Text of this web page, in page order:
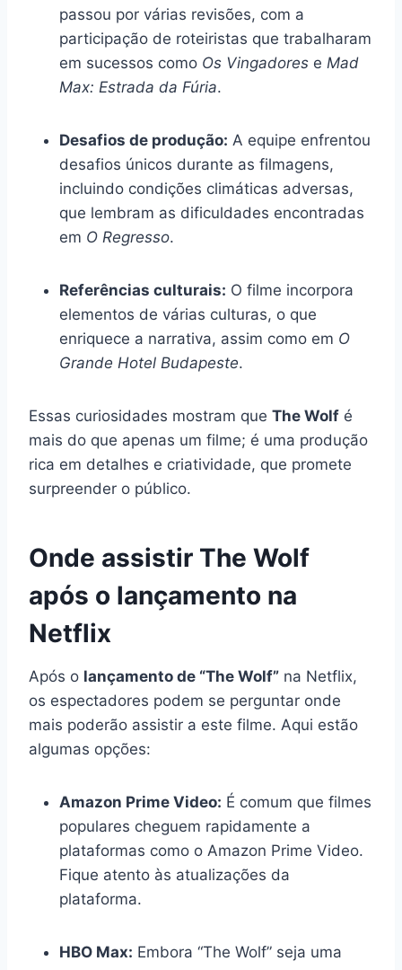
passou por várias revisões, com a
participação de roteiristas que trabalharam
em sucessos como Os Vingadores e Mad
Max: Estrada da Fúria.
Desafios de produção: A equipe enfrentou
desafios únicos durante as filmagens,
incluindo condições climáticas adversas,
que lembram as dificuldades encontradas
em O Regresso.
Referências culturais: O filme incorpora
elementos de várias culturas, o que
enriquece a narrativa, assim como em O
Grande Hotel Budapeste.
Essas curiosidades mostram que The Wolf é
mais do que apenas um filme; é uma produção
rica em detalhes e criatividade, que promete
surpreender o público.
Onde assistir The Wolf
após o lançamento na
Netflix
Após o lançamento de “The Wolf” na Netflix,
os espectadores podem se perguntar onde
mais poderão assistir a este filme. Aqui estão
algumas opções:
Amazon Prime Video: É comum que filmes
populares cheguem rapidamente a
plataformas como o Amazon Prime Video.
Fique atento às atualizações da
plataforma.
HBO Max: Embora “The Wolf” seja uma